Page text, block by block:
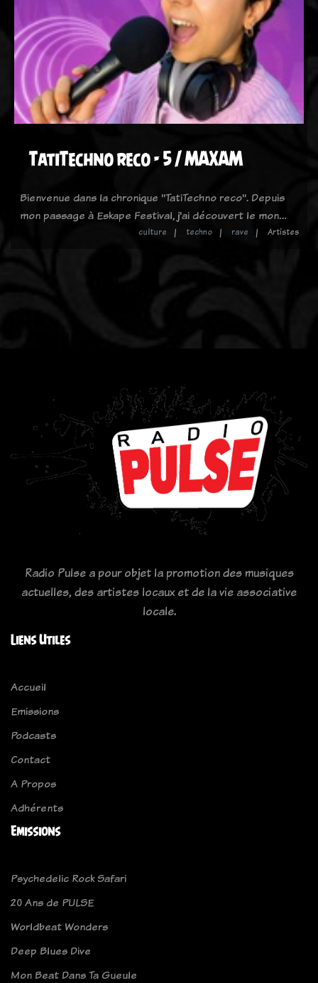
TatiTechno reco - 5 / MAXAM
Bienvenue dans la chronique "TatiTechno reco". Depuis
mon passage à Eskape Festival, j'ai découvert le mon…
culture techno rave Artistes
Radio Pulse a pour objet la promotion des musiques
actuelles, des artistes locaux et de la vie associative
locale.
Liens Utiles
Accueil
Emissions
Podcasts
Contact
A Propos
Adhérents
Emissions
Psychedelic Rock Safari
20 Ans de PULSE
Worldbeat Wonders
Deep Blues Dive
Mon Beat Dans Ta Gueule